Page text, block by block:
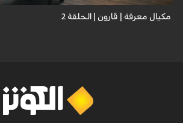
مكيال معرفة | قارون | الحلقة 2